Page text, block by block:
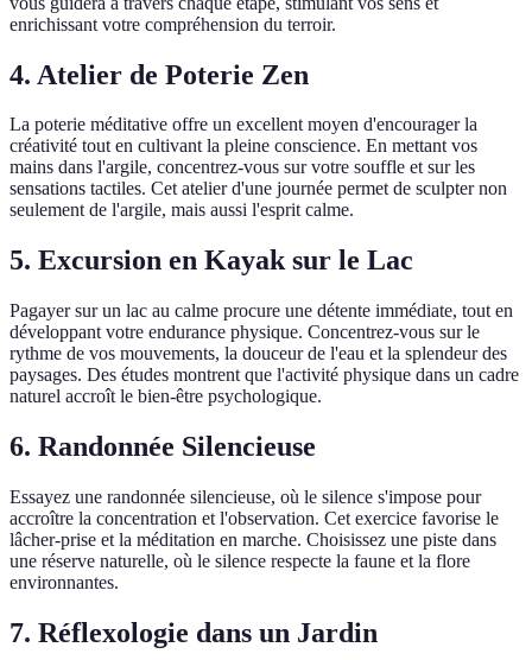
enrichissant votre compréhension du terroir.
4. Atelier de Poterie Zen
La poterie méditative offre un excellent moyen d'encourager la
créativité tout en cultivant la pleine conscience. En mettant vos
mains dans l'argile, concentrez-vous sur votre souffle et sur les
sensations tactiles. Cet atelier d'une journée permet de sculpter non
seulement de l'argile, mais aussi l'esprit calme.
5. Excursion en Kayak sur le Lac
Pagayer sur un lac au calme procure une détente immédiate, tout en
développant votre endurance physique. Concentrez-vous sur le
rythme de vos mouvements, la douceur de l'eau et la splendeur des
paysages. Des études montrent que l'activité physique dans un cadre
naturel accroît le bien-être psychologique.
6. Randonnée Silencieuse
Essayez une randonnée silencieuse, où le silence s'impose pour
accroître la concentration et l'observation. Cet exercice favorise le
lâcher-prise et la méditation en marche. Choisissez une piste dans
une réserve naturelle, où le silence respecte la faune et la flore
environnantes.
7. Réflexologie dans un Jardin